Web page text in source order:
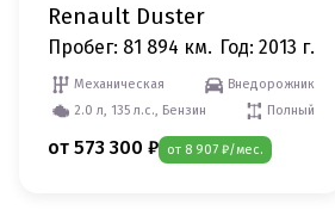
Renault Duster
Пробег: 81 894 км. Год: 2013 г.
Механическая
Внедорожник
2.0 л, 135 л.с., Бензин
Полный
от 573 300 ₽ от 8 907 ₽/мес.